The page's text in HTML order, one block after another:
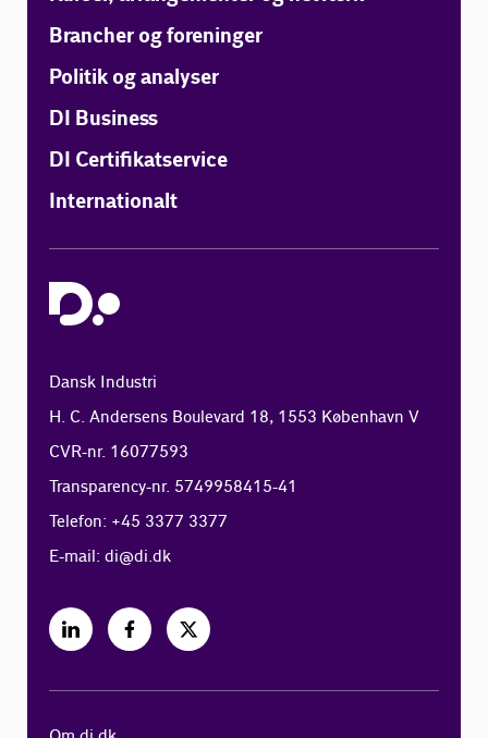
Brancher og foreninger
Politik og analyser
DI Business
DI Certifikatservice
Internationalt
Dansk Industri
H. C. Andersens Boulevard 18, 1553 København V
CVR-nr. 16077593
Transparency-nr. 5749958415-41
Telefon: +45 3377 3377
E-mail:di@di.dk